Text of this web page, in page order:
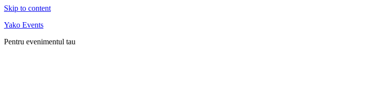
Skip to content
Yako Events
Pentru evenimentul tau